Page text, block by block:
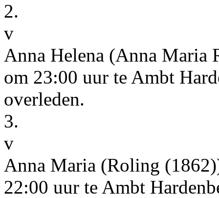
2.
v
Anna Helena (Anna Maria
om 23:00 uur te Ambt
overleden.
3.
v
Anna Maria (Roling
22:00 uur te Ambt